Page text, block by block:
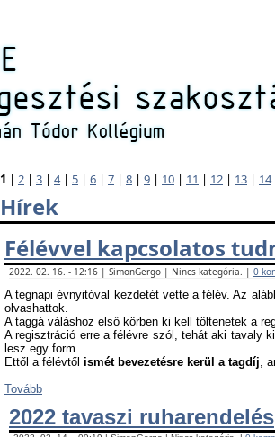
1 | 2 | 3 | 4| 5 | 6 | 7 | 8 | 9 | 10 | 11 | 12 | 13 | 14
Hírek
Félévvel kapcsolatos
2022. 02. 16. - 12:16 | SimonGergo | Nincs kategória. | 0
A tegnapi évnyitóval kezdetét vette a félév. Az
olvashattok.
A taggá váláshoz első körben ki kell töltenetek a
A regisztráció erre a félévre szól, tehát aki tavaly
lesz egy form.
Ettől a félévtől ismét bevezetésre kerül a tagdíj,
...
Tovább
2022 tavaszi ruharendelés